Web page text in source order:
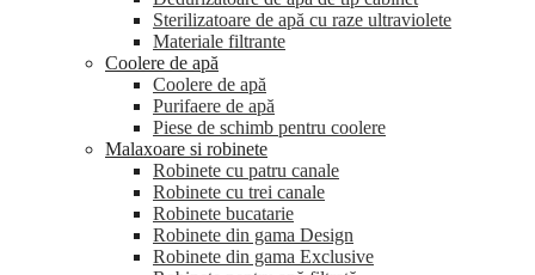
Sterilizatoare de apă cu raze ultraviolete
Materiale filtrante
Coolere de apă
Сoolere de apă
Purifaere de apă
Piese de schimb pentru coolere
Malaxoare si robinete
Robinete cu patru canale
Robinete cu trei canale
Robinete bucatarie
Robinete din gama Design
Robinete din gama Exclusive